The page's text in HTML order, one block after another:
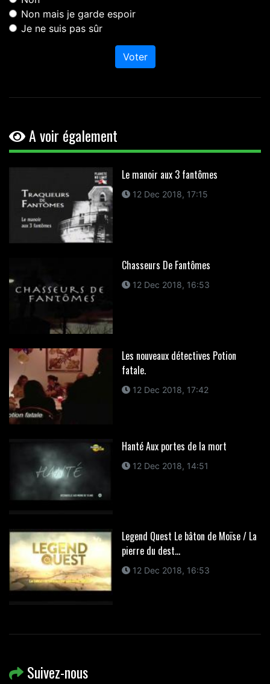
Non mais je garde espoir
Je ne suis pas sûr
Voter
A voir également
Le manoir aux 3 fantômes
12 Dec 2018, 17:15
Chasseurs De Fantômes
12 Dec 2018, 16:53
Les nouveaux détectives Potion
fatale.
12 Dec 2018, 17:42
Hanté Aux portes de la mort
12 Dec 2018, 14:51
Legend Quest Le bâton de Moïse / La
pierre du dest...
12 Dec 2018, 16:53
Suivez-nous